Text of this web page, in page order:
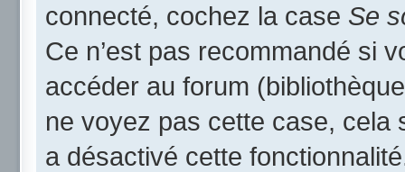
connecté, cochez la case Se
Ce n’est pas recommandé si
accéder au forum
ne voyez pas cette case, cela
a désactivé cette